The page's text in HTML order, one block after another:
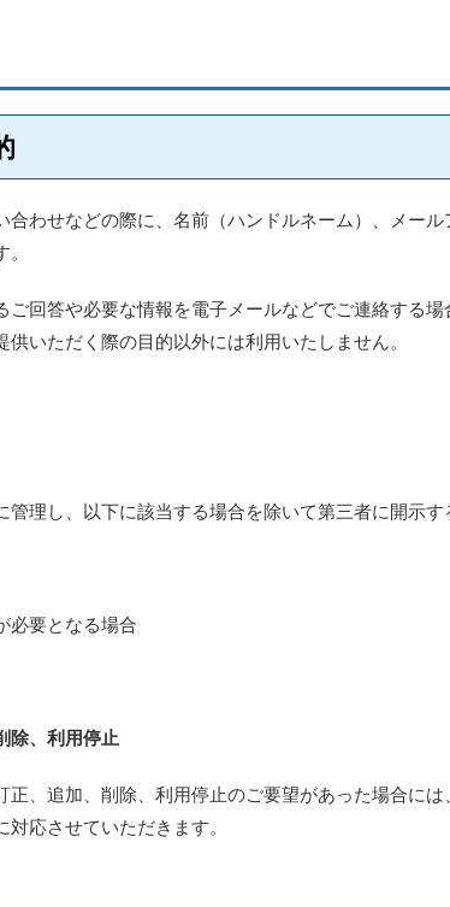
合わせなどの際に、名前（ハンドルネーム）、メー
ご回答や必要な情報を電子メールなどでご連絡する
いただく際の目的以外には利用いたしません。
理し、以下に該当する場合を除いて第三者に開示す
必要となる場合
除、利用停止
正、追加、削除、利用停止のご要望があった場合に
応させていただきます。